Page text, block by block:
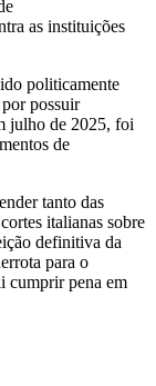
as instituições
politicamente
possuir
julho de 2025, foi
de
tanto das
italianas sobre
definitiva da
para o
cumprir pena em